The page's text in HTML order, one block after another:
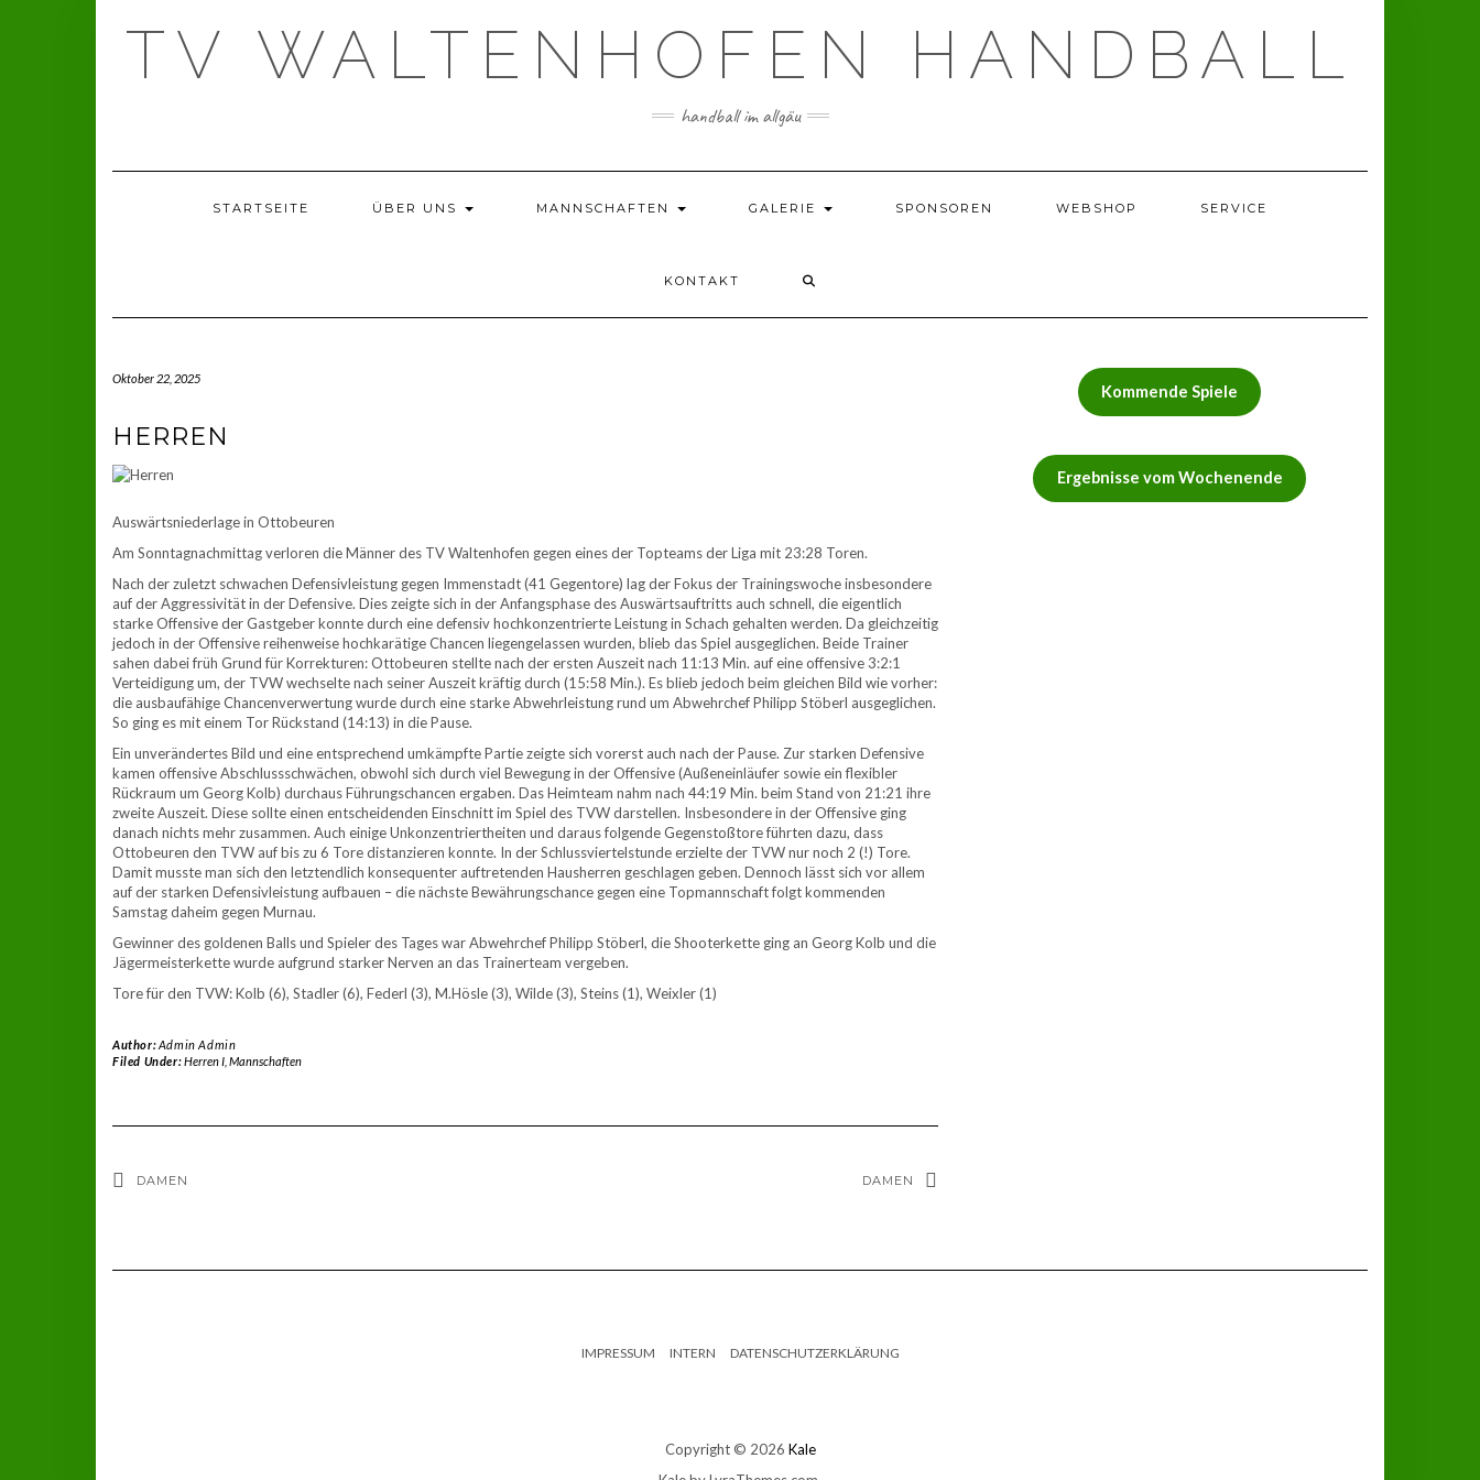
TV WALTENHOFEN HANDBALL
handball im allgäu
STARTSEITE ÜBER UNS MANNSCHAFTEN GALERIE SPONSOREN WEBSHOP SERVICE
KONTAKT
Oktober 22, 2025
HERREN
Auswärtsniederlage in Ottobeuren
Am Sonntagnachmittag verloren die Männer des TV Waltenhofen gegen eines der Topteams der Liga mit 23:28 Toren.
Nach der zuletzt schwachen Defensivleistung gegen Immenstadt (41 Gegentore) lag der Fokus der Trainingswoche insbesondere
auf der Aggressivität in der Defensive. Dies zeigte sich in der Anfangsphase des Auswärtsauftritts auch schnell, die eigentlich
starke Offensive der Gastgeber konnte durch eine defensiv hochkonzentrierte Leistung in Schach gehalten werden. Da gleichzeitig
jedoch in der Offensive reihenweise hochkarätige Chancen liegengelassen wurden, blieb das Spiel ausgeglichen. Beide Trainer
sahen dabei früh Grund für Korrekturen: Ottobeuren stellte nach der ersten Auszeit nach 11:13 Min. auf eine offensive 3:2:1
Verteidigung um, der TVW wechselte nach seiner Auszeit kräftig durch (15:58 Min.). Es blieb jedoch beim gleichen Bild wie vorher:
die ausbaufähige Chancenverwertung wurde durch eine starke Abwehrleistung rund um Abwehrchef Philipp Stöberl ausgeglichen.
So ging es mit einem Tor Rückstand (14:13) in die Pause.
Ein unverändertes Bild und eine entsprechend umkämpfte Partie zeigte sich vorerst auch nach der Pause. Zur starken Defensive
kamen offensive Abschlussschwächen, obwohl sich durch viel Bewegung in der Offensive (Außeneinläufer sowie ein flexibler
Rückraum um Georg Kolb) durchaus Führungschancen ergaben. Das Heimteam nahm nach 44:19 Min. beim Stand von 21:21 ihre
zweite Auszeit. Diese sollte einen entscheidenden Einschnitt im Spiel des TVW darstellen. Insbesondere in der Offensive ging
danach nichts mehr zusammen. Auch einige Unkonzentriertheiten und daraus folgende Gegenstoßtore führten dazu, dass
Ottobeuren den TVW auf bis zu 6 Tore distanzieren konnte. In der Schlussviertelstunde erzielte der TVW nur noch 2 (!) Tore.
Damit musste man sich den letztendlich konsequenter auftretenden Hausherren geschlagen geben. Dennoch lässt sich vor allem
auf der starken Defensivleistung aufbauen – die nächste Bewährungschance gegen eine Topmannschaft folgt kommenden
Samstag daheim gegen Murnau.
Gewinner des goldenen Balls und Spieler des Tages war Abwehrchef Philipp Stöberl, die Shooterkette ging an Georg Kolb und die
Jägermeisterkette wurde aufgrund starker Nerven an das Trainerteam vergeben.
Tore für den TVW: Kolb (6), Stadler (6), Federl (3), M.Hösle (3), Wilde (3), Steins (1), Weixler (1)
Author:Admin Admin
Filed Under:Herren I, Mannschaften
DAMEN DAMEN
Kommende Spiele
Ergebnisse vom Wochenende
IMPRESSUM INTERN DATENSCHUTZERKLÄRUNG
Copyright © 2026 Kale